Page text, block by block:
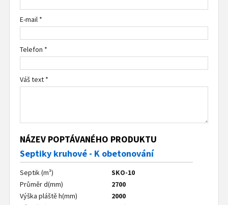
E-mail *
Telefon *
Váš text *
NÁZEV POPTÁVANÉHO PRODUKTU
Septiky kruhové - K obetonování
Septik (m³)
SKO-10
Průměr d(mm)
2700
Výška pláště h(mm)
2000